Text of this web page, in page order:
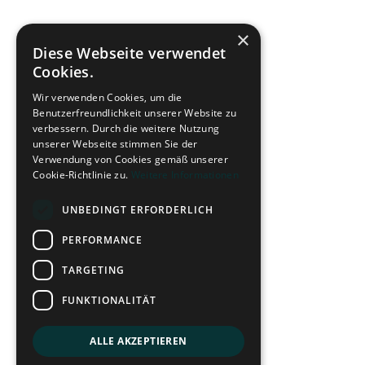
×
Diese Webseite verwendet
Cookies.
Wir verwenden Cookies, um die
Benutzerfreundlichkeit unserer Website zu
verbessern. Durch die weitere Nutzung
unserer Webseite stimmen Sie der
Verwendung von Cookies gemäß unserer
Cookie-Richtlinie zu. Weitere Informationen
UNBEDINGT ERFORDERLICH
PERFORMANCE
TARGETING
FUNKTIONALITÄT
ALLE AKZEPTIEREN